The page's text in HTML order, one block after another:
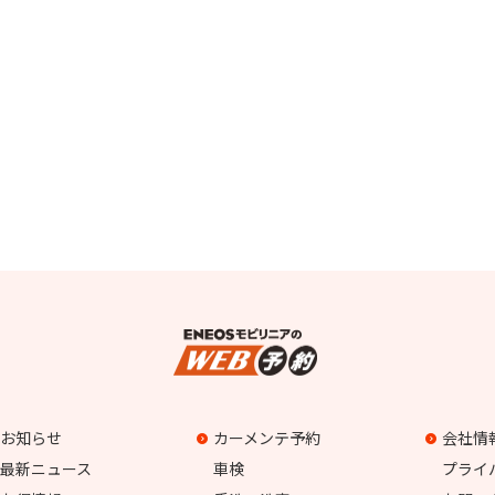
お知らせ
最新ニュース
カーメンテ予約
車検
会社情
プライ